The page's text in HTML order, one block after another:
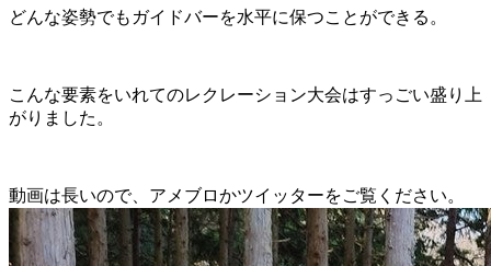
どんな姿勢でもガイドバーを水平に保つことができる。
こんな要素をいれてのレクレーション大会はすっごい盛り上
がりました。
動画は長いので、アメブロかツイッターをご覧ください。